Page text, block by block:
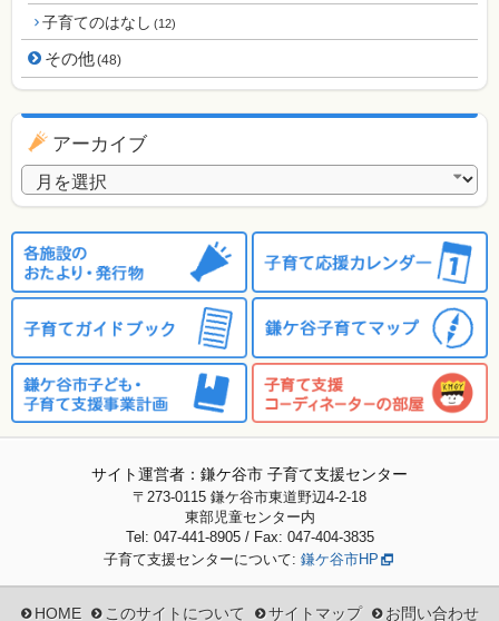
子育てのはなし (12)
その他(48)
アーカイブ
アーカイブ
サイト運営者：鎌ケ谷市 子育て支援センター
〒273-0115 鎌ケ谷市東道野辺4-2-18
東部児童センター内
Tel: 047-441-8905 / Fax: 047-404-3835
子育て支援センターについて: 鎌ケ谷市HP
HOME このサイトについて サイトマップ お問い合わせ